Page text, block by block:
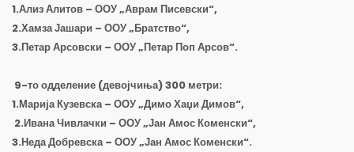
1.Ализ Алитов – ООУ „Аврам Писевски“,
2.Хамза Јашари – ООУ „Братство“,
3.Петар Арсовски – ООУ „Петар Поп Арсов“.
9-то одделение (девојчиња) 300 метри:
1.Марија Кузевска – ООУ „Димо Хаџи Димов“,
2.Ивана Чивлачки – ООУ „Јан Амос Коменски“,
3.Неда Добревска – ООУ „Јан Амос Коменски“.